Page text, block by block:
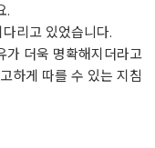
.
리고 있었습니다.
가 더욱 명확해지더라고
하게 따를 수 있는 지침